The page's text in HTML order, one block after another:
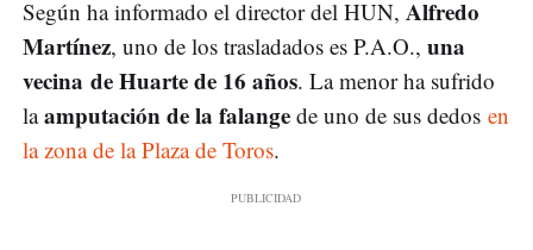
Según ha informado el director del HUN, Alfredo
Martínez, uno de los trasladados es P.A.O., una
vecina de Huarte de 16 años. La menor ha sufrido
laamputación de la falange de uno de sus dedos en
la zona de la Plaza de Toros.